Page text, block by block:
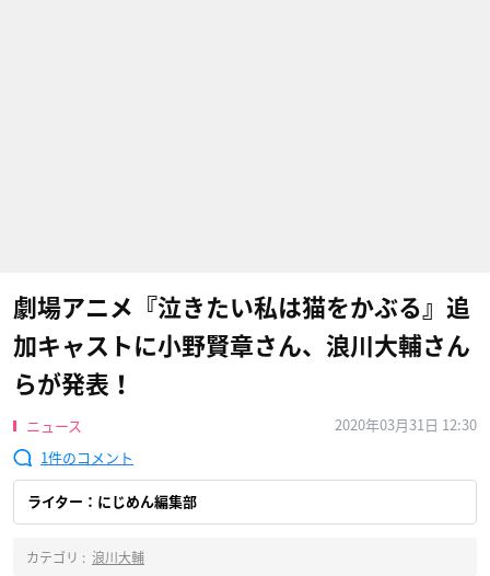
劇場アニメ『泣きたい私は猫をかぶる』追
加キャストに小野賢章さん、浪川大輔さん
らが発表！
ニュース
2020年03月31日 12:30
1
ライター：にじめん編集部
カテゴリ : 浪川大輔